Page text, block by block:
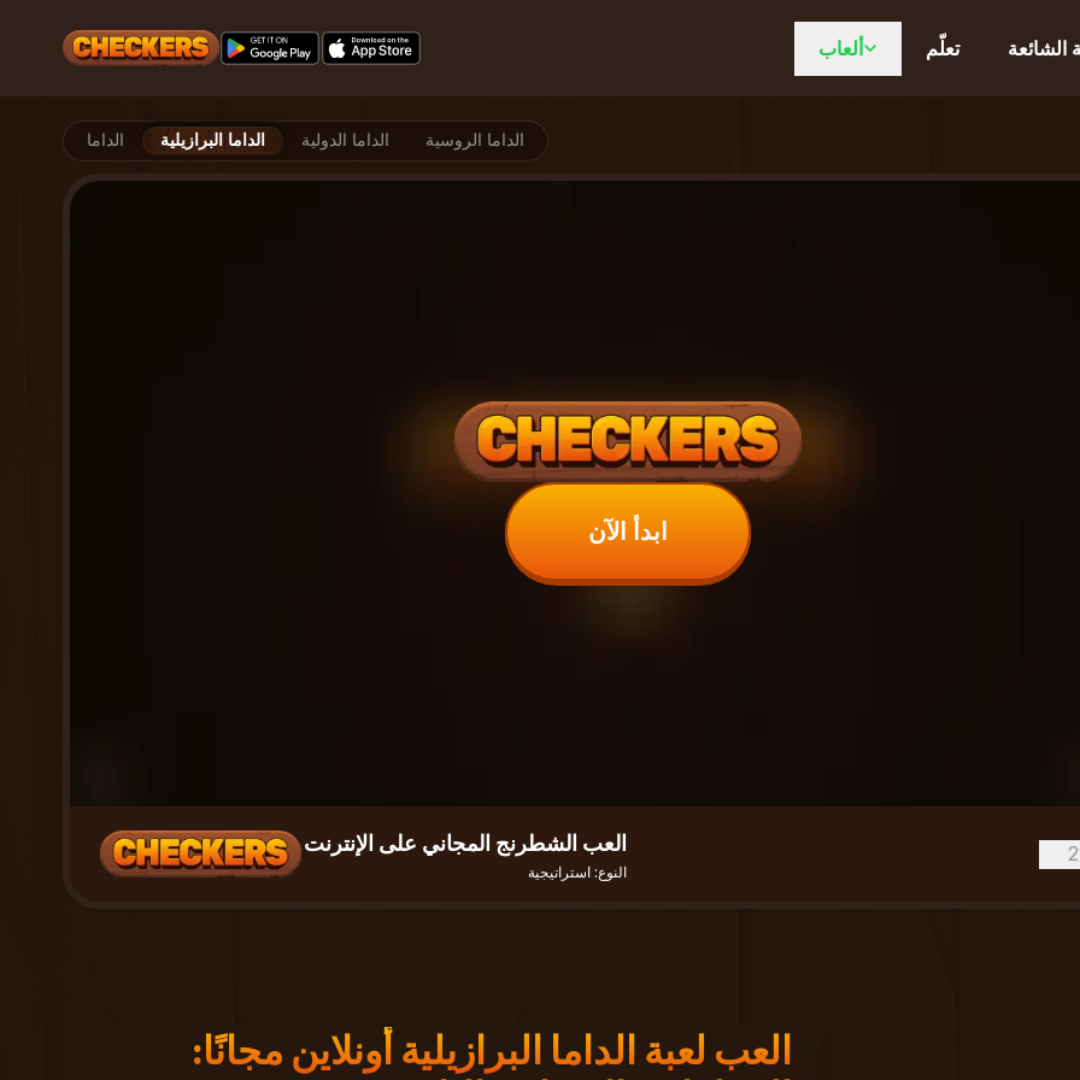
ألعاب تعلّم الشائعة
الداما الداما البرازيلية الداما الدولية الداما الروسية
ابدأ الآن
العب الشطرنج المجاني على الإنترنت
النوع: استراتيجية
العب لعبة الداما البرازيلية أونلاين مجانًا: